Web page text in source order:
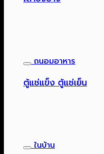
ถนอมอาหาร
ตู้แช่แข็ง ตู้แช่เย็น
ในบ้าน